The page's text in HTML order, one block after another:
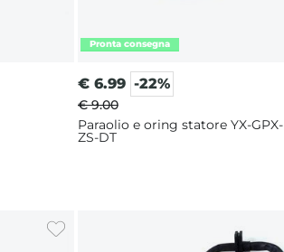
€ 6.99 -22%
€ 9.00
Paraolio e oring statore YX-GPX-
ZS-DT